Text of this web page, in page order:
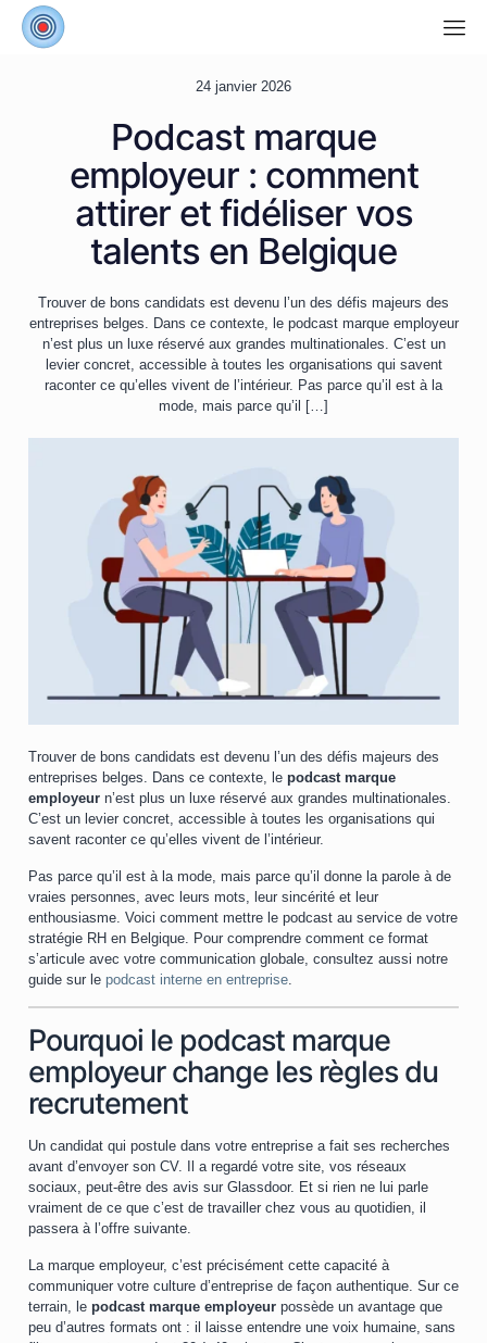
24 janvier 2026
Podcast marque
employeur : comment
attirer et fidéliser vos
talents en Belgique
Trouver de bons candidats est devenu l’un des défis majeurs des
entreprises belges. Dans ce contexte, le podcast marque employeur
n’est plus un luxe réservé aux grandes multinationales. C’est un
levier concret, accessible à toutes les organisations qui savent
raconter ce qu’elles vivent de l’intérieur. Pas parce qu’il est à la
mode, mais parce qu’il
[…]
Trouver de bons candidats est devenu l’un des défis majeurs des
entreprises belges. Dans ce contexte, le podcast marque
employeur n’est plus un luxe réservé aux grandes multinationales.
C’est un levier concret, accessible à toutes les organisations qui
savent raconter ce qu’elles vivent de l’intérieur.
Pas parce qu’il est à la mode, mais parce qu’il donne la parole à de
vraies personnes, avec leurs mots, leur sincérité et leur
enthousiasme. Voici comment mettre le podcast au service de votre
stratégie RH en Belgique. Pour comprendre comment ce format
s’articule avec votre communication globale, consultez aussi notre
guide sur le podcast interne en entreprise.
Pourquoi le podcast marque
employeur change les règles du
recrutement
Un candidat qui postule dans votre entreprise a fait ses recherches
avant d’envoyer son CV. Il a regardé votre site, vos réseaux
sociaux, peut-être des avis sur Glassdoor. Et si rien ne lui parle
vraiment de ce que c’est de travailler chez vous au quotidien, il
passera à l’offre suivante.
La marque employeur, c’est précisément cette capacité à
communiquer votre culture d’entreprise de façon authentique. Sur ce
terrain, le podcast marque employeur possède un avantage que
peu d’autres formats ont : il laisse entendre une voix humaine, sans